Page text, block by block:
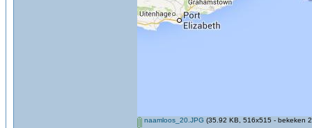
naamloos_20.JPG (35.92 KB, 516x515 - bekeken